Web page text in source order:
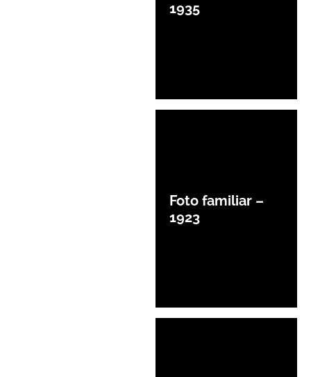
1935
Foto familiar –
1923